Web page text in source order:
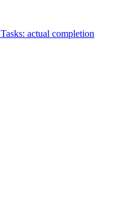
Tasks: actual completion